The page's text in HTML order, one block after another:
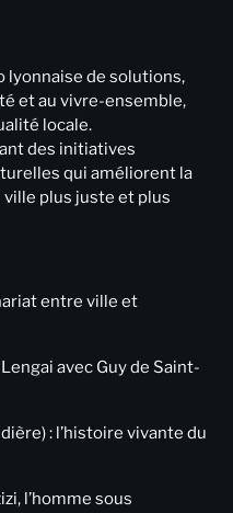
lyonnaise de solutions,
et au vivre-ensemble,
locale.
des initiatives
qui améliorent la
plus juste et plus
entre ville et
avec Guy de Saint-
: l’histoire vivante du
l’homme sous